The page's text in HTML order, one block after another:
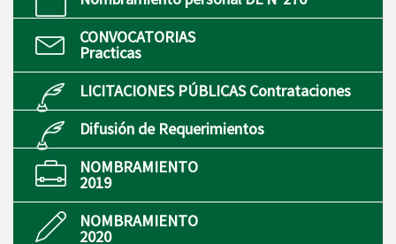
CONVOCATORIAS
Practicas
LICITACIONES PÚBLICAS Contrataciones
Difusión de Requerimientos
NOMBRAMIENTO
2019
NOMBRAMIENTO
2020